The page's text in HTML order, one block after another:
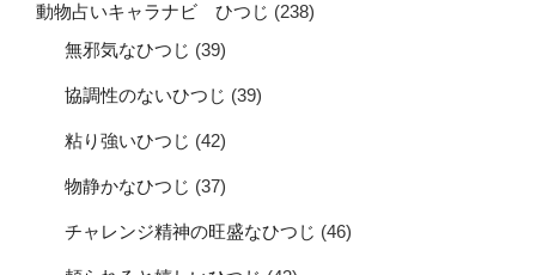
動物占いキャラナビ ひつじ (238)
無邪気なひつじ (39)
協調性のないひつじ (39)
粘り強いひつじ (42)
物静かなひつじ (37)
チャレンジ精神の旺盛なひつじ (46)